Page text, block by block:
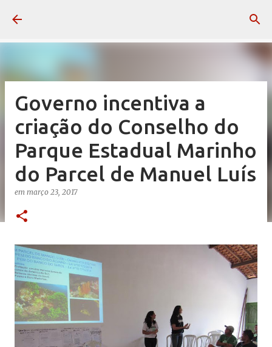
Governo incentiva a
criação do Conselho do
Parque Estadual Marinho
do Parcel de Manuel Luís
em março 23, 2017